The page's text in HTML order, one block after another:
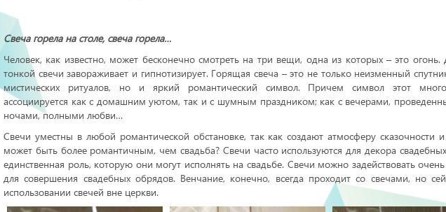
Свеча горела на столе, свеча горела…
Человек, как известно, может бесконечно смотреть на три вещи, одна из которых – это
тонкой свечи завораживает и гипнотизирует. Горящая свеча – это не только неизменный
мистических ритуалов, но и яркий романтический символ. Причем символ этот
ассоциируется как с домашним уютом, так и с шумным праздником; как с вечерами,
ночами, полными любви…
Свечи уместны в любой романтической обстановке, так как создают атмосферу сказочности
может быть более романтичным, чем свадьба? Свечи часто используются для декора
единственная роль, которую они могут исполнять на свадьбе. Свечи можно задействовать
для совершения свадебных обрядов. Венчание, конечно, всегда проходит со свечами, но
использовании свечей вне церкви.